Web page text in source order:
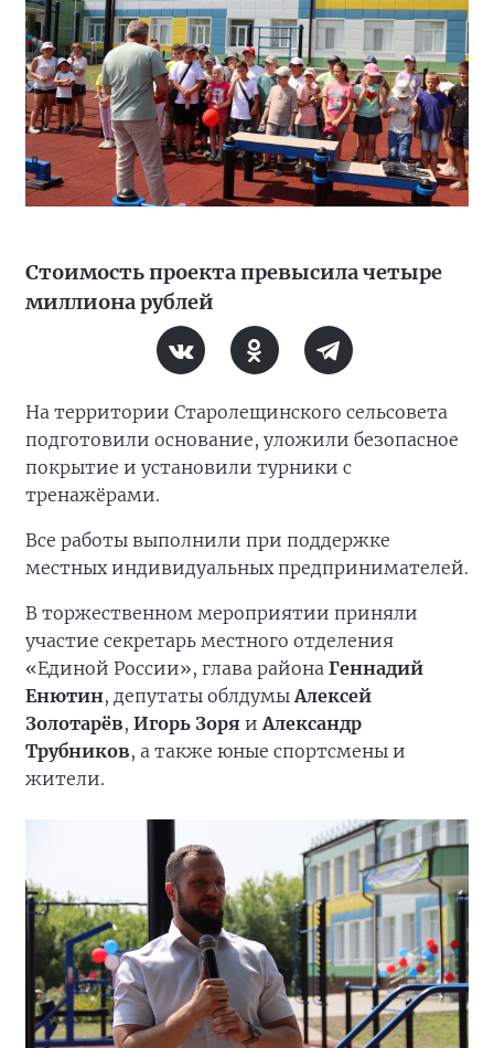
Стоимость проекта превысила четыре
миллиона рублей
На территории Старолещинского сельсовета
подготовили основание, уложили безопасное
покрытие и установили турники с
тренажёрами.
Все работы выполнили при поддержке
местных индивидуальных предпринимателей.
В торжественном мероприятии приняли
участие секретарь местного отделения
«Единой России», глава района Геннадий
Енютин, депутаты облдумыАлексей
Золотарёв, Игорь Зоря иАлександр
Трубников, а также юные спортсмены и
жители.